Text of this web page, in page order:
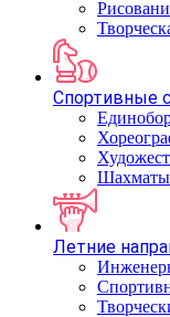
Спортивные
Шахматы
Летние